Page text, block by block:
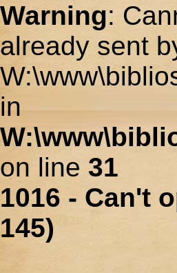
Warning:
already sent
in
on line 31
1016 - Can't
145)